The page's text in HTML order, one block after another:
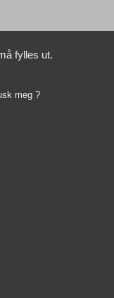
fylles ut.
meg ?